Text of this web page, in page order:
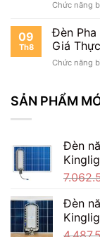
Chức năng
09
Th8
Đèn Pha
Giá
Chức năng
SẢN PHẨM
Đèn
Đèn